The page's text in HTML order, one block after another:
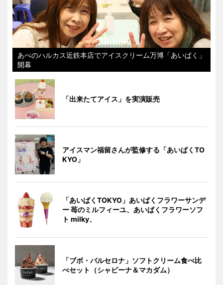
あべのハルカス近鉄本店でアイスクリーム万博「あいぱく」
開幕
「出来たてアイス」を実演販売
アイスマン福留さんが監修する「あいぱくTO
KYO」
「あいぱくTOKYO」あいぱくフラワーサンデ
ー 苺のミルフィーユ、あいぱくフラワーソフ
ト milky、
「ブボ・バルセロナ」ソフトクリーム食べ比
べセット（シャビーナ＆マカダム）